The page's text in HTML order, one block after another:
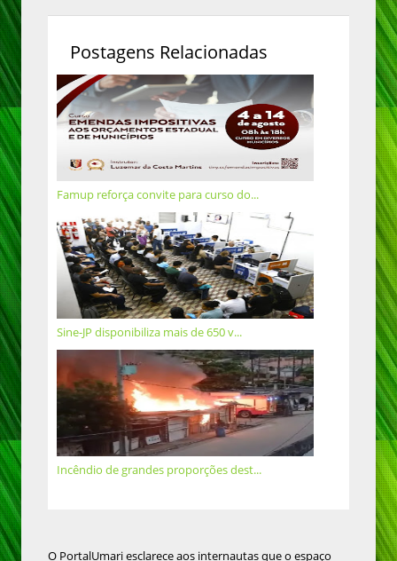
Postagens Relacionadas
Famup reforça convite para curso do...
Sine-JP disponibiliza mais de 650 v...
Incêndio de grandes proporções dest...
O PortalUmari esclarece aos internautas que o espaço